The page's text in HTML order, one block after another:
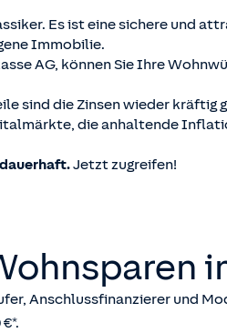
Es ist eine sichere und
Immobilie.
AG, können Sie Ihre
sind die Zinsen wieder kräftig
die anhaltende
Jetzt zugreifen!
Anschlussfinanzierer und